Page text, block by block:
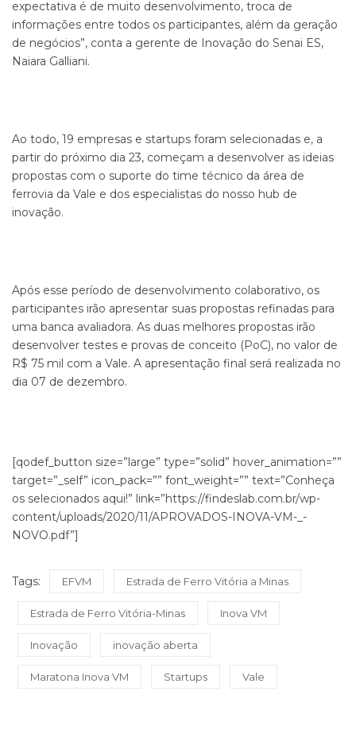
expectativa é de muito desenvolvimento, troca de
informações entre todos os participantes, além da geração
de negócios”, conta a gerente de Inovação do Senai ES,
Naiara Galliani.
Ao todo, 19 empresas e startups foram selecionadas e, a
partir do próximo dia 23, começam a desenvolver as ideias
propostas com o suporte do time técnico da área de
ferrovia da Vale e dos especialistas do nosso hub de
inovação.
Após esse período de desenvolvimento colaborativo, os
participantes irão apresentar suas propostas refinadas para
uma banca avaliadora. As duas melhores propostas irão
desenvolver testes e provas de conceito (PoC), no valor de
R$ 75 mil com a Vale. A apresentação final será realizada no
dia 07 de dezembro.
[qodef_button size=”large” type=”solid” hover_animation=””
target=”_self” icon_pack=”” font_weight=”” text=”Conheça
os selecionados aqui!” link=”https://findeslab.com.br/wp-
content/uploads/2020/11/APROVADOS-INOVA-VM-_-
NOVO.pdf”]
Tags: EFVM Estrada de Ferro Vitória a Minas
Estrada de Ferro Vitória-Minas Inova VM
Inovação inovação aberta
Maratona Inova VM Startups Vale